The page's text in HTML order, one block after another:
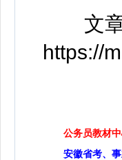
文章
https://
公务员教材
安徽省考、